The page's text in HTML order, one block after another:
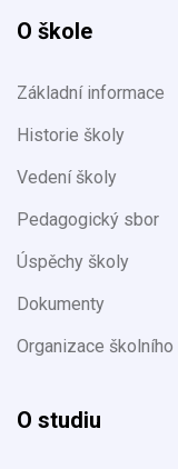
O škole
Základní informace
Historie školy
Vedení školy
Pedagogický sbor
Úspěchy školy
Dokumenty
Organizace školního
O studiu